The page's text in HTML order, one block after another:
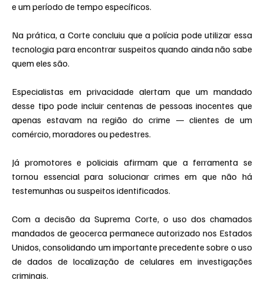
e um período de tempo específicos.
Na prática, a Corte concluiu que a polícia pode utilizar essa
tecnologia para encontrar suspeitos quando ainda não sabe
quem eles são.
Especialistas em privacidade alertam que um mandado
desse tipo pode incluir centenas de pessoas inocentes que
apenas estavam na região do crime — clientes de um
comércio, moradores ou pedestres.
Já promotores e policiais afirmam que a ferramenta se
tornou essencial para solucionar crimes em que não há
testemunhas ou suspeitos identificados.
Com a decisão da Suprema Corte, o uso dos chamados
mandados de geocerca permanece autorizado nos Estados
Unidos, consolidando um importante precedente sobre o uso
de dados de localização de celulares em investigações
criminais.